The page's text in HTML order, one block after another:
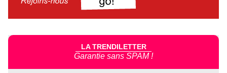
LA TRENDILETTER
Garantie sans SPAM !